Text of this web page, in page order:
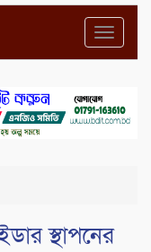
স্থাপনের